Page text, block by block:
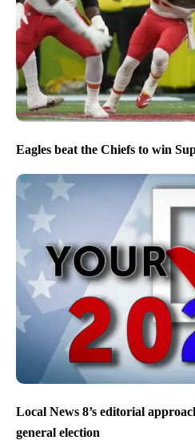
Eagles beat the Chiefs to win
Local News 8’s editorial
general election